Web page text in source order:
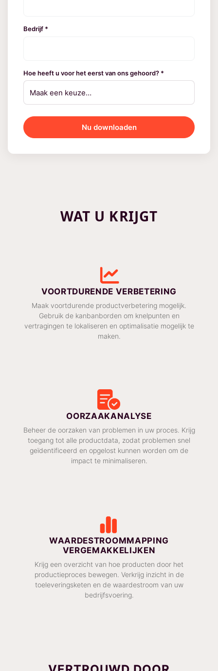
Bedrijf *
Hoe heeft u voor het eerst van ons gehoord? *
Nu downloaden
WAT U KRIJGT
VOORTDURENDE VERBETERING
Maak voortdurende productverbetering mogelijk.
Gebruik de kanbanborden om knelpunten en
vertragingen te lokaliseren en optimalisatie mogelijk te
maken.
OORZAAKANALYSE
Beheer de oorzaken van problemen in uw proces. Krijg
toegang tot alle productdata, zodat problemen snel
geïdentificeerd en opgelost kunnen worden om de
impact te minimaliseren.
WAARDESTROOMMAPPING
VERGEMAKKELIJKEN
Krijg een overzicht van hoe producten door het
productieproces bewegen. Verkrijg inzicht in de
toeleveringsketen en de waardestroom van uw
bedrijfsvoering.